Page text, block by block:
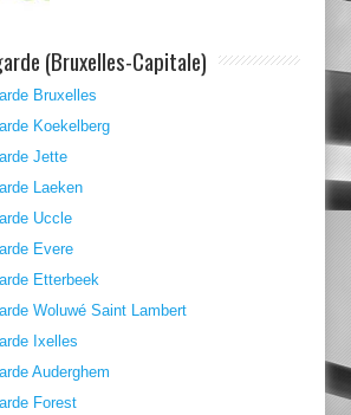
(Bruxelles-Capitale)
Bruxelles
Koekelberg
Jette
Laeken
Uccle
Evere
Etterbeek
Woluwé Saint Lambert
Ixelles
Auderghem
Forest